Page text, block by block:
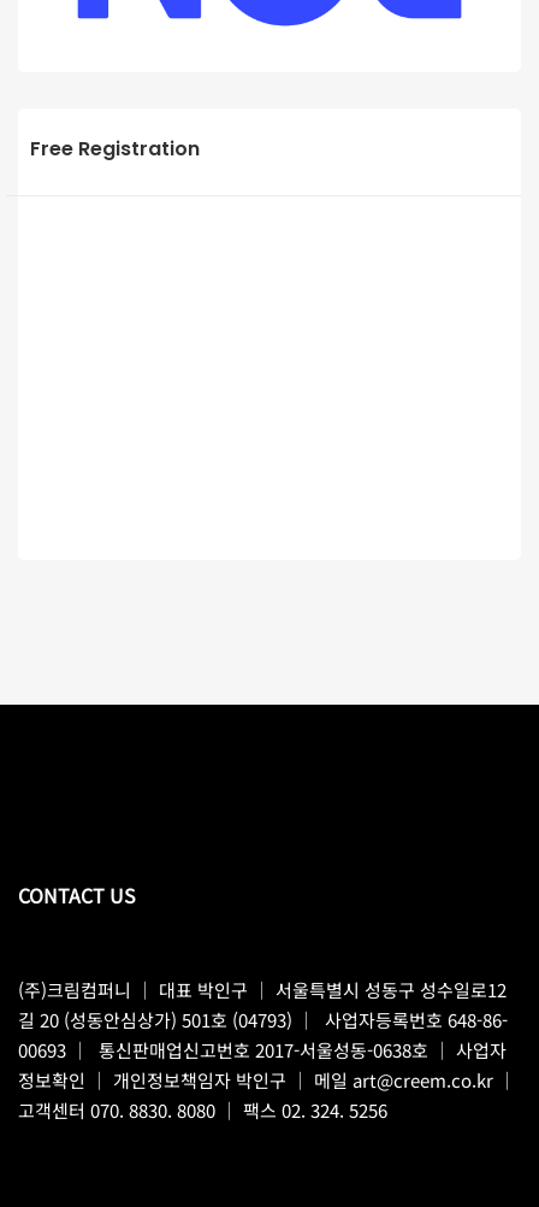
Free Registration
CONTACT US
(주)크림컴퍼니 ｜ 대표 박인구 ｜ 서울특별시 성동구 성수일로12
길 20 (성동안심상가) 501호 (04793) ｜ 사업자등록번호 648-86-
00693 ｜ 통신판매업신고번호 2017-서울성동-0638호 ｜ 사업자
정보확인 ｜ 개인정보책임자 박인구 ｜ 메일 art@creem.co.kr ｜
고객센터 070. 8830. 8080 ｜ 팩스 02. 324. 5256